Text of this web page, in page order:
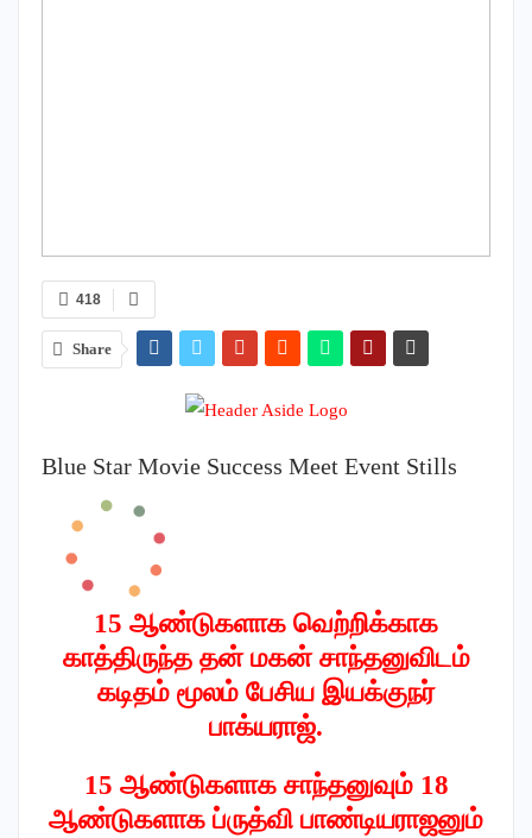
418
Share
Blue Star Movie Success Meet Event Stills
15 ஆண்டுகளாக வெற்றிக்காக
காத்திருந்த தன் மகன் சாந்தனுவிடம்
கடிதம் மூலம் பேசிய இயக்குநர்
பாக்யராஜ்.
15 ஆண்டுகளாக சாந்தனுவும் 18
ஆண்டுகளாக ப்ருத்வி பாண்டியராஜனும்